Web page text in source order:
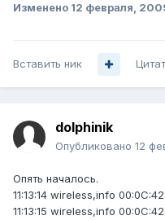
Изменено 12 февраля,
Вставить ник
dolphinik
Опубликовано 12
Опять началось.
11:13:14 wireless,info
11:13:15 wireless,info